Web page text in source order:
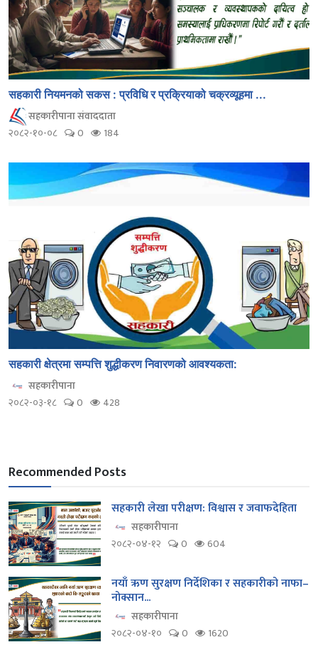
सहकारी नियमनको सकस : प्रविधि र प्रक्रियाको चक्रव्यूहमा ...
सहकारीपाना संवाददाता
२०८२-१०-०८
0 184
सहकारी क्षेत्रमा सम्पत्ति शुद्धीकरण निवारणको आवश्यकता:
सहकारीपाना
२०८२-०३-१८
0 428
Recommended Posts
सहकारी लेखा परीक्षण: विश्वास र जवाफदेहिता
सहकारीपाना
२०८२-०४-१२
0 604
नयाँ ऋण सुरक्षण निर्देशिका र सहकारीको नाफा–
नोक्सान...
सहकारीपाना
२०८२-०४-१०
0 1620